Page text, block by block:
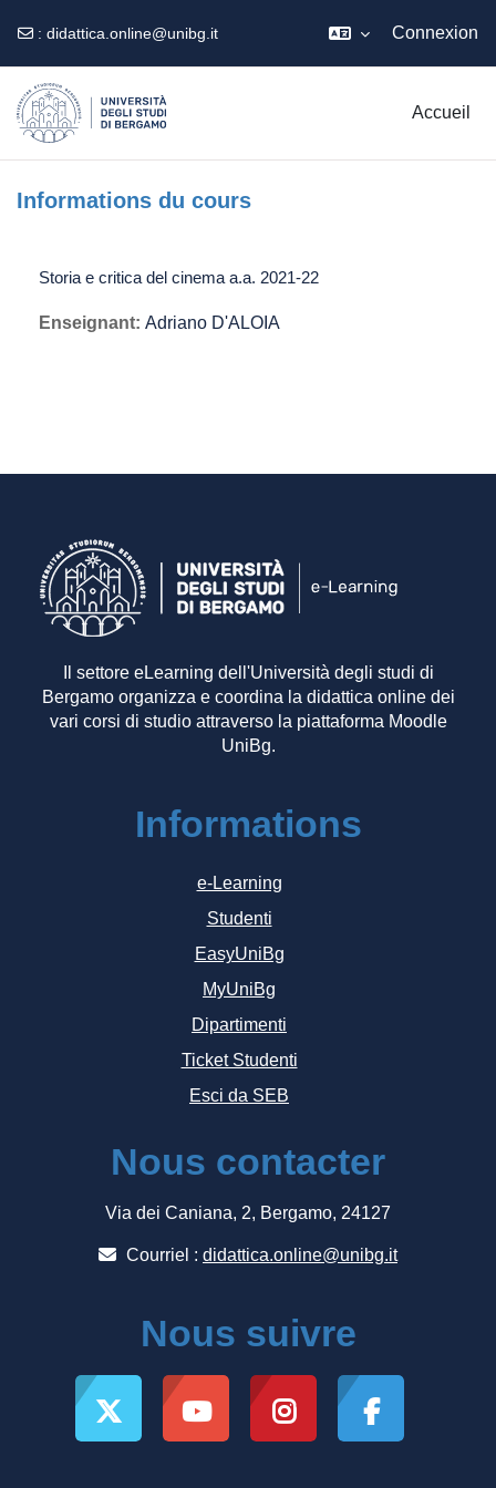
: didattica.online@unibg.it Connexion
Accueil
Informations du cours
Storia e critica del cinema a.a. 2021-22
Enseignant: Adriano D'ALOIA
Il settore eLearning dell'Università degli studi di
Bergamo organizza e coordina la didattica online dei
vari corsi di studio attraverso la piattaforma Moodle
UniBg.
Informations
e-Learning
Studenti
EasyUniBg
MyUniBg
Dipartimenti
Ticket Studenti
Esci da SEB
Nous contacter
Via dei Caniana, 2, Bergamo, 24127
Courriel : didattica.online@unibg.it
Nous suivre